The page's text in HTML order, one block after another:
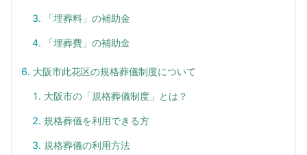
「埋葬料」の補助金
「埋葬費」の補助金
大阪市此花区の規格葬儀制度について
大阪市の「規格葬儀制度」とは？
規格葬儀を利用できる方
規格葬儀の利用方法